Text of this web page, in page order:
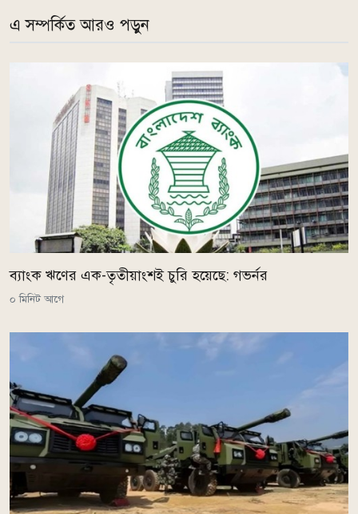
এ সম্পর্কিত আরও পড়ুন
ব্যাংক ঋণের এক-তৃতীয়াংশই চুরি হয়েছে: গভর্নর
০ মিনিট আগে